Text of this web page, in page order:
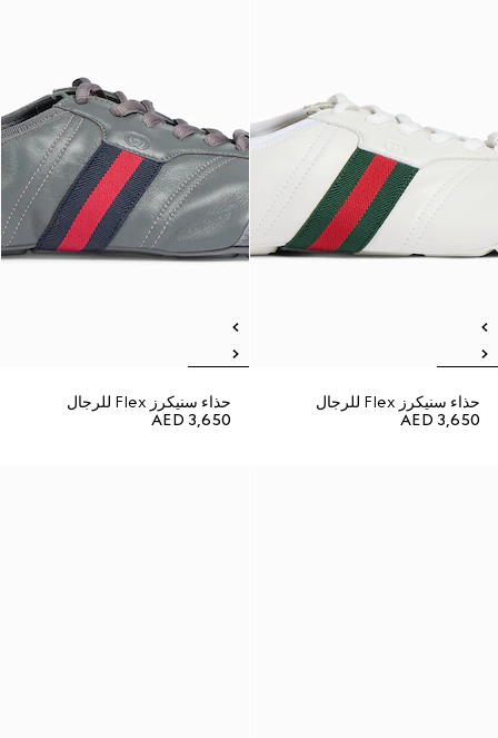
حذاء سنيكرز Flex للرجال
AED 3,650
حذاء سنيكرز Flex للرجال
AED 3,650